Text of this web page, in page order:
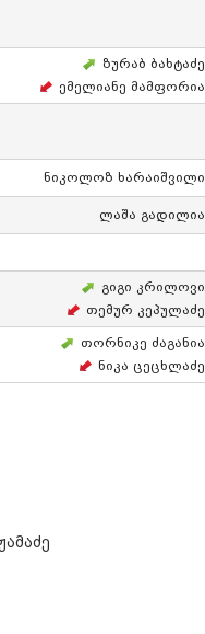
Ზურაბ Ბახტაძე
Ემელიანე Მამფორია
Ნიკოლოზ Ხარაიშვილი
Ლაშა Გადილია
Გიგი Კრილოვი
Თემურ Კეპულაძე
Თორნიკე Ძაგანია
Ნიკა Ცეცხლაძე